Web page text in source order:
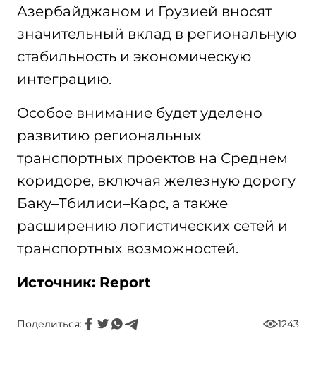
Азербайджаном и Грузией вносят
значительный вклад в региональную
стабильность и экономическую
интеграцию.
Особое внимание будет уделено
развитию региональных
транспортных проектов на Среднем
коридоре, включая железную дорогу
Баку–Тбилиси–Карс, а также
расширению логистических сетей и
транспортных возможностей.
Источник: Report
Поделиться: 1243